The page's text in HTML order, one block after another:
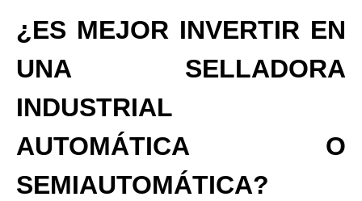
¿ES MEJOR INVERTIR EN
UNA SELLADORA
INDUSTRIAL
AUTOMÁTICA O
SEMIAUTOMÁTICA?